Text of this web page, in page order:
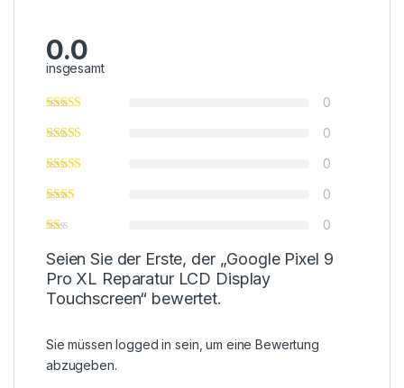
0.0
insgesamt
0
0
0
0
0
Seien Sie der Erste, der „Google Pixel 9
Pro XL Reparatur LCD Display
Touchscreen“ bewertet.
Sie müssenlogged in sein, um eine Bewertung
abzugeben.